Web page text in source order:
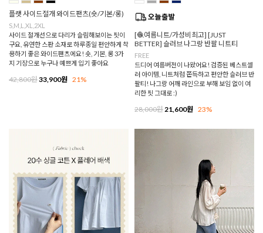
플랫 사이드절개 와이드팬츠(숏/기본/롱)
S,M,L,XL,2XL
사이드 절개선으로 다리가 슬림해보이는 핏이
구요, 유연한 스판 소재로 하루종일 편안하게 착
용하기 좋은 와이드팬츠에요! 숏, 기본, 롱 3가
지 기장으로 누구나 예쁘게 입기 좋아요
42,800원33,900원 21%
[🧶여름니트/가성비최고] [JUST
BETTER] 슬러브 나그랑 반팔 니트티
FREE
드디어 여름버전이 나왔어요! 검증된 베스트셀
러 아이템, 니트처럼 쫀득하고 편안한 슬러브 반
팔티! 나그랑 어깨 라인으로 부해 보임 없이 여
리한 핏 그대로 :)
28,000원21,600원 23%